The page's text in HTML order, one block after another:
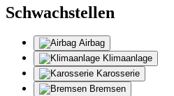
Schwachstellen
Airbag
Klimaanlage
Karosserie
Bremsen